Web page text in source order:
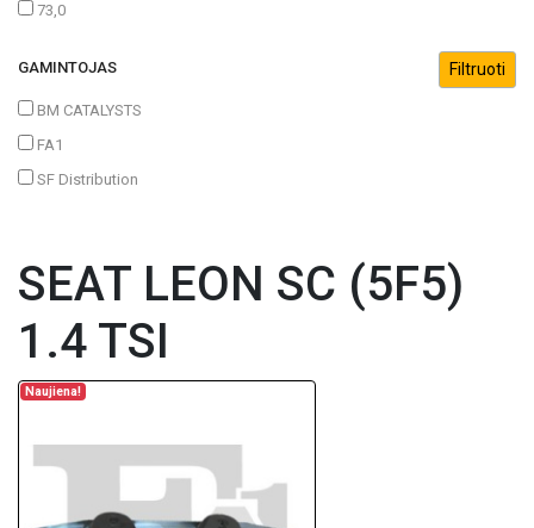
73,0
GAMINTOJAS
BM CATALYSTS
FA1
SF Distribution
SEAT LEON SC (5F5)
1.4 TSI
Naujiena!